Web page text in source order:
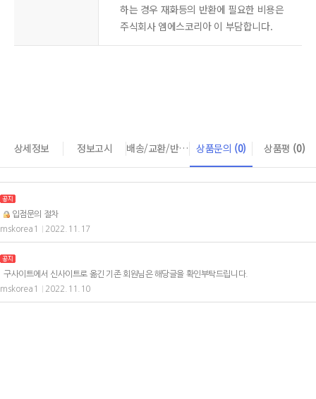
하는 경우 재화등의 반환에 필요한 비용은
주식회사 엠에스코리아 이 부담합니다.
상세정보 정보고시 배송/교환/반품 안내 상품문의 (0) 상품평 (0)
입점문의 절차
mskorea1
2022.11.17
구사이트에서 신사이트로 옮긴 기존 회원님은 해당글을 확인부탁드립니다.
mskorea1
2022.11.10